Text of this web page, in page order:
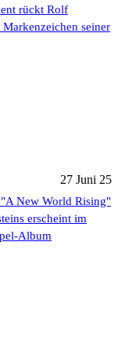
rückt Rolf
seiner
27 Juni 25
"A New World Rising"
erscheint im
Album